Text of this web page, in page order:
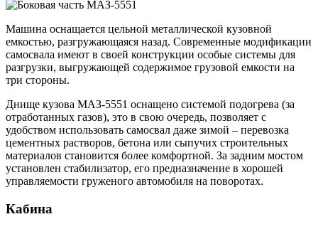
Машина оснащается цельной металлической кузовной
емкостью, разгружающаяся назад. Современные модификации
самосвала имеют в своей конструкции особые системы для
разгрузки, выгружающей содержимое грузовой емкости на
три стороны.
Днище кузова МАЗ-5551 оснащено системой подогрева (за
отработанных газов), это в свою очередь, позволяет с
удобством использовать самосвал даже зимой – перевозка
цементных растворов, бетона или сыпучих строительных
материалов становится более комфортной. За задним мостом
установлен стабилизатор, его предназначение в хорошей
управляемости груженого автомобиля на поворотах.
Кабина